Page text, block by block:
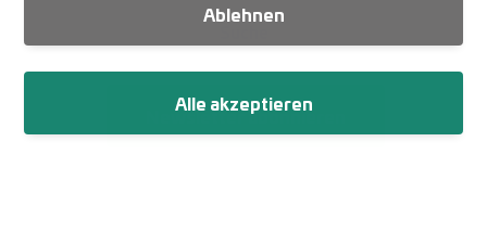
Newsletter abonnieren
Ablehnen
Alle akzeptieren